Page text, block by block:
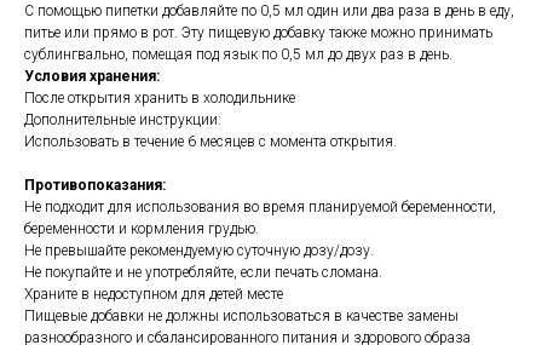
С помощью пипетки добавляйте по 0,5 мл один или два раза в день в еду,
питье или прямо в рот. Эту пищевую добавку также можно принимать
сублингвально, помещая под язык по 0,5 мл до двух раз в день.
Условия хранения:
После открытия хранить в холодильнике
Дополнительные инструкции:
Использовать в течение 6 месяцев с момента открытия.
Противопоказания:
Не подходит для использования во время планируемой беременности,
беременности и кормления грудью.
Не превышайте рекомендуемую суточную дозу/дозу.
Не покупайте и не употребляйте, если печать сломана.
Храните в недоступном для детей месте
Пищевые добавки не должны использоваться в качестве замены
разнообразного и сбалансированного питания и здорового образа